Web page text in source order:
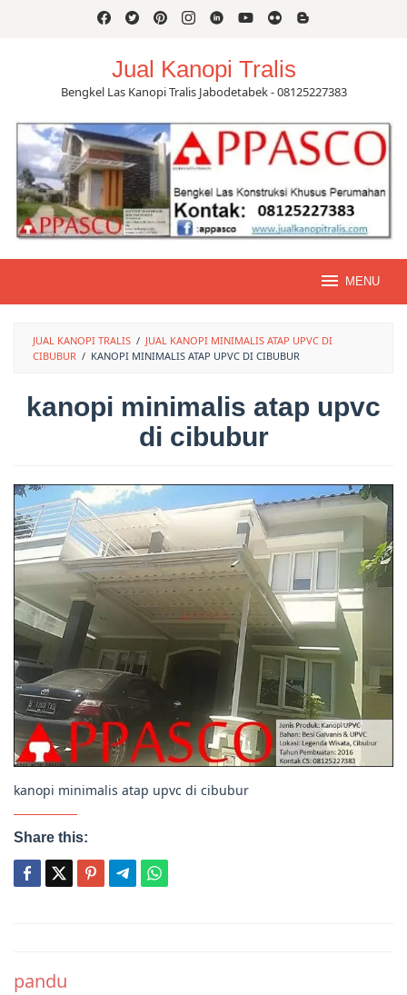
Jual Kanopi Tralis
Bengkel Las Kanopi Tralis Jabodetabek - 08125227383
MENU
JUAL KANOPI TRALIS / JUAL KANOPI MINIMALIS ATAP UPVC DI
CIBUBUR / KANOPI MINIMALIS ATAP UPVC DI CIBUBUR
kanopi minimalis atap upvc
di cibubur
kanopi minimalis atap upvc di cibubur
Share this:
navigation
pandu